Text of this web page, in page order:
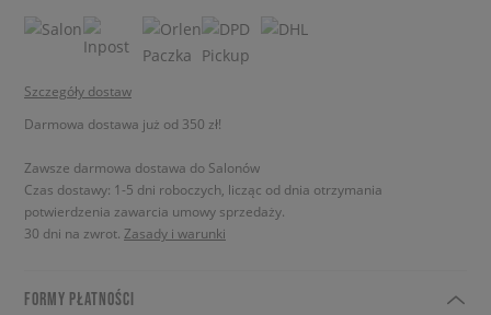
Szczegóły dostaw
Darmowa dostawa już od 350 zł!
Zawsze darmowa dostawa do Salonów
Czas dostawy: 1-5 dni roboczych, licząc od dnia otrzymania
potwierdzenia zawarcia umowy sprzedaży.
30 dni na zwrot. Zasady i warunki
FORMY PŁATNOŚCI